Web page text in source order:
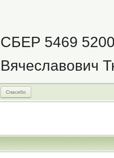
СБЕР 5469
Вячеславович
Спасибо